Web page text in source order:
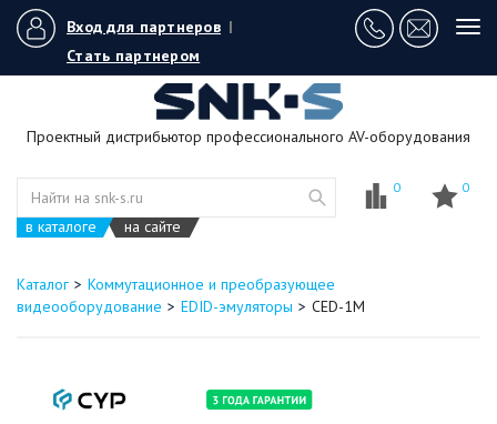
Вход для партнеров |
Стать партнером
Проектный дистрибьютор профессионального AV-оборудования
в каталоге на сайте
0 0
Каталог
Коммутационное и преобразующее
видеооборудование
EDID-эмуляторы CED-1M